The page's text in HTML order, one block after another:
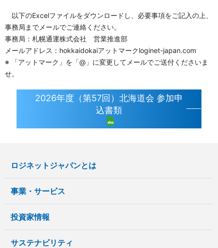
以下のExcelファイルをダウンロードし、必要事項をご記入の上、
事務局までメールでご連絡ください。
事務局：札幌通運株式会社 営業推進部
メールアドレス：hokkaidokaiアットマークloginet-japan.com
※ 「アットマーク」を「@」に変更してメールでご送付くださいま
せ。
2026年度（第57回）北海道会 参加申
込書類
ロジネットジャパンとは
事業・サービス
投資家情報
サステナビリティ